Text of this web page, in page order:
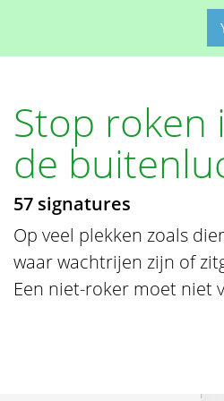
Stop roken
de
57 signatures
Op veel plekken zoals
waar wachtrijen zijn of
Een niet-roker moet niet